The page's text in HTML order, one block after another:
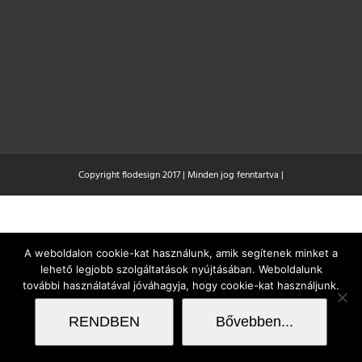
Copyright flodesign 2017 | Minden jog fenntartva |
A weboldalon cookie-kat használunk, amik segítenek minket a
lehető legjobb szolgáltatások nyújtásában. Weboldalunk
további használatával jóváhagyja, hogy cookie-kat használjunk.
RENDBEN Bővebben...